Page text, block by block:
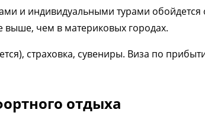
и индивидуальными турами обойдется
выше, чем в материковых городах.
страховка, сувениры. Виза по
отдыха